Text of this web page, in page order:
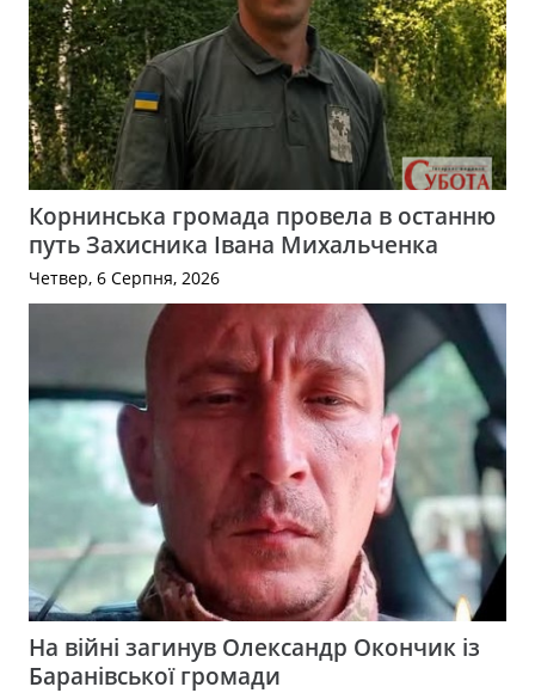
Корнинська громада провела в останню
путь Захисника Івана Михальченка
Четвер, 6 Серпня, 2026
На війні загинув Олександр Окончик із
Баранівської громади